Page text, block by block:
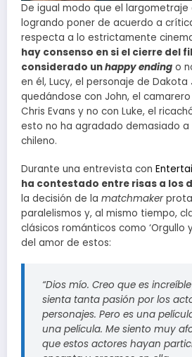
De igual modo que el largometraje
logrando poner de acuerdo a
respecta a lo estrictamente
hay consenso en si el cierre del
considerado unhappy ending o
en él, Lucy, el personaje de Dakota
quedándose con John, el
Chris Evans y no con Luke, el
esto no ha agradado demasiado
chileno.
Durante una entrevista con
ha contestado entre risas a los
la decisión de la matchmaker
paralelismos y, al mismo tiempo,
clásicos románticos como ‘Orgullo
del amor de estos:
“Dios mío. Creo que es
sienta tanta pasión por los
personajes. Pero es una
una película. Me siento muy
que estos actores hayan